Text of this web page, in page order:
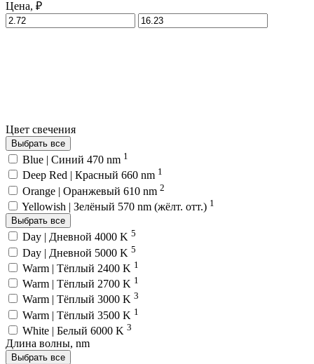
Цена, ₽
Цвет свечения
Выбрать все
Blue | Синий 470 nm 1
Deep Red | Красный 660 nm 1
Orange | Оранжевый 610 nm 2
Yellowish | Зелёный 570 nm (жёлт. отт.) 1
Выбрать все
Day | Дневной 4000 K 5
Day | Дневной 5000 K 5
Warm | Тёплый 2400 K 1
Warm | Тёплый 2700 K 1
Warm | Тёплый 3000 K 3
Warm | Тёплый 3500 K 1
White | Белый 6000 K 3
Длина волны, nm
Выбрать все